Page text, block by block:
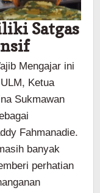
Satgas
Mengajar ini
Ketua
Sukmawan
Fahmanadie.
banyak
perhatian